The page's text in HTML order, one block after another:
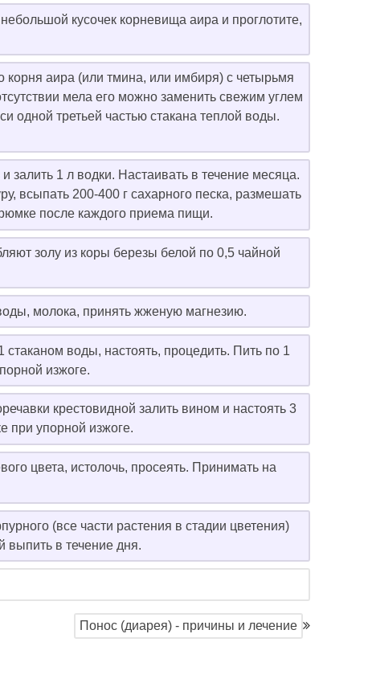
кусочек корневища аира и проглотите,
аира (или тмина, или имбиря) с четырьмя
мела его можно заменить свежим углем
одной третьей частью стакана теплой воды.
1 л водки. Настаивать в течение месяца.
всыпать 200-400 г сахарного песка, размешать
после каждого приема пищи.
золу из коры березы белой по 0,5 чайной
молока, принять жженую магнезию.
стаканом воды, настоять, процедить. Пить по 1
изжоге.
крестовидной залить вином и настоять 3
при упорной изжоге.
цвета, истолочь, просеять. Принимать на
(все части растения в стадии цветения)
выпить в течение дня.
Понос (диарея) - причины и лечение